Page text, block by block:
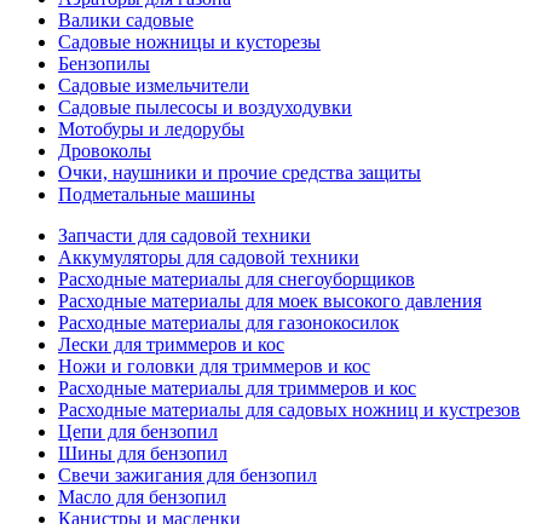
Валики садовые
Садовые ножницы и кусторезы
Бензопилы
Садовые измельчители
Садовые пылесосы и воздуходувки
Мотобуры и ледорубы
Дровоколы
Очки, наушники и прочие средства защиты
Подметальные машины
Запчасти для садовой техники
Аккумуляторы для садовой техники
Расходные материалы для снегоуборщиков
Расходные материалы для моек высокого давления
Расходные материалы для газонокосилок
Лески для триммеров и кос
Ножи и головки для триммеров и кос
Расходные материалы для триммеров и кос
Расходные материалы для садовых ножниц и кустрезов
Цепи для бензопил
Шины для бензопил
Свечи зажигания для бензопил
Масло для бензопил
Канистры и масленки